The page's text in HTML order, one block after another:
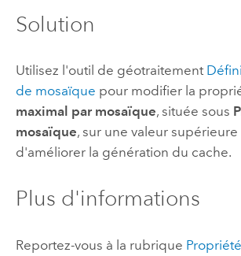
Solution
Utilisez l'outil de géotraitement
de mosaïque pour modifier la
maximal par mosaïque, située sous
mosaïque, sur une valeur supérieure
d'améliorer la génération du cache.
Plus d'informations
Reportez-vous à la rubrique